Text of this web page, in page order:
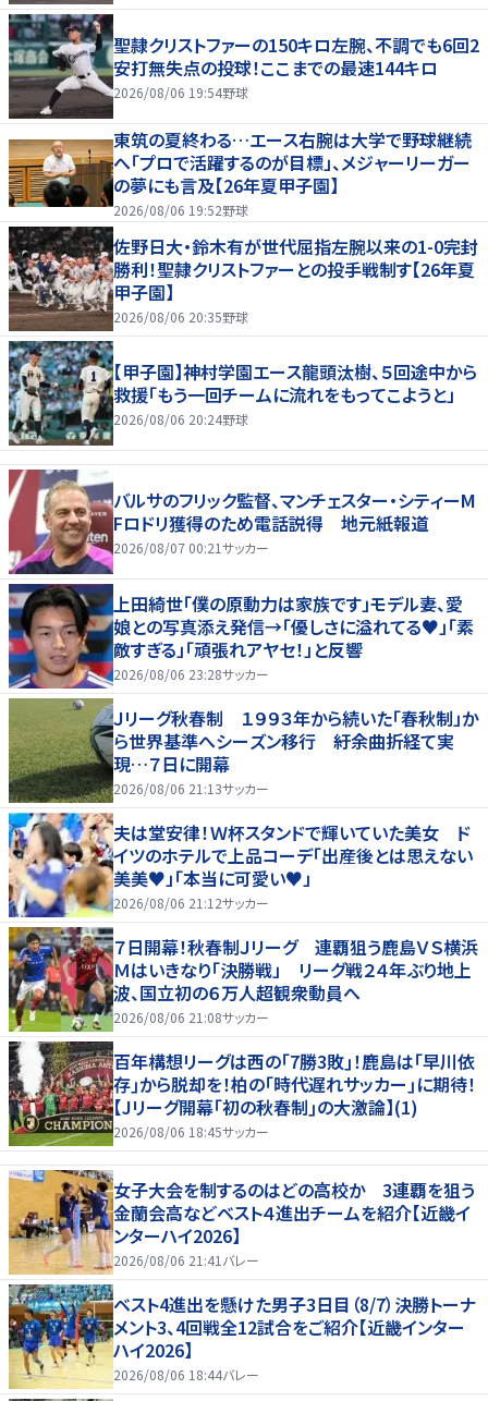
聖隷クリストファーの150キロ左腕、不調でも6回2
安打無失点の投球！ここまでの最速144キロ
2026/08/06 19:54野球
東筑の夏終わる…エース右腕は大学で野球継続
へ「プロで活躍するのが目標」、メジャーリーガー
の夢にも言及【26年夏甲子園】
2026/08/06 19:52野球
佐野日大・鈴木有が世代屈指左腕以来の1-0完封
勝利！聖隷クリストファーとの投手戦制す【26年夏
甲子園】
2026/08/06 20:35野球
【甲子園】神村学園エース龍頭汰樹、５回途中から
救援「もう一回チームに流れをもってこようと」
2026/08/06 20:24野球
バルサのフリック監督、マンチェスター・シティーM
Fロドリ獲得のため電話説得 地元紙報道
2026/08/07 00:21サッカー
上田綺世「僕の原動力は家族です」モデル妻、愛
娘との写真添え発信→「優しさに溢れてる♥」「素
敵すぎる」「頑張れアヤセ！」と反響
2026/08/06 23:28サッカー
Ｊリーグ秋春制 １９９３年から続いた「春秋制」か
ら世界基準へシーズン移行 紆余曲折経て実
現…７日に開幕
2026/08/06 21:13サッカー
夫は堂安律！Ｗ杯スタンドで輝いていた美女 ド
イツのホテルで上品コーデ「出産後とは思えない
美美♥」「本当に可愛い♥」
2026/08/06 21:12サッカー
７日開幕！秋春制Ｊリーグ 連覇狙う鹿島ＶＳ横浜
Ｍはいきなり「決勝戦」 リーグ戦２４年ぶり地上
波、国立初の６万人超観衆動員へ
2026/08/06 21:08サッカー
百年構想リーグは西の｢7勝3敗｣！鹿島は｢早川依
存｣から脱却を！柏の｢時代遅れサッカー｣に期待！
【Jリーグ開幕｢初の秋春制｣の大激論】(1)
2026/08/06 18:45サッカー
女子大会を制するのはどの高校か 3連覇を狙う
金蘭会高などベスト４進出チームを紹介【近畿イ
ンターハイ2026】
2026/08/06 21:41 バレー
ベスト4進出を懸けた男子3日目（8/7）決勝トーナ
メント3、4回戦全12試合をご紹介【近畿インター
ハイ2026】
2026/08/06 18:44バレー